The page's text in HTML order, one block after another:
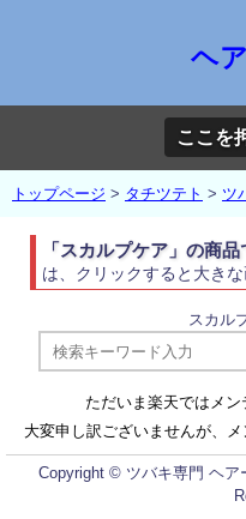
ヘ
「スカルプケア」の商品
は、クリックすると大き
スカル
ただいま楽天ではメン
大変申し訳ございませんが、
トップページ > タチツテト > ツ
ここを
Copyright © ツバキ専門 ヘア